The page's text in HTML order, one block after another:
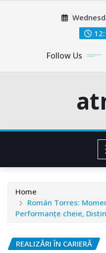
Follow Us
Home
Román Torres:
Performanțe cheie,
REALIZĂRI ÎN CARIERĂ